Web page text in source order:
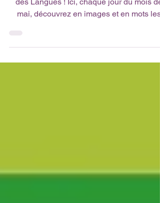
Rendez-vous sur la page officielle du Mai
projets,...